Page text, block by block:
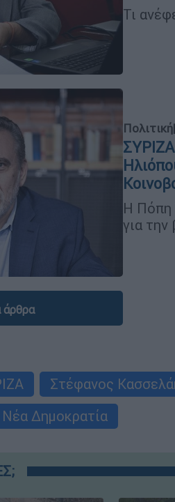
Τι
Πολιτική|
Η Πόπη
για την
άρθρα
Στέφανος
Νέα Δημοκρατία